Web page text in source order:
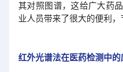
其对照图谱，这给广大药
业人员带来了很大的便利，
红外光谱法在医药检测中的